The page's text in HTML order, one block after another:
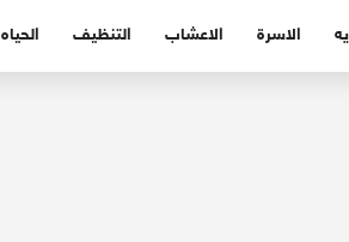
الاسرة الاعشاب التنظيف